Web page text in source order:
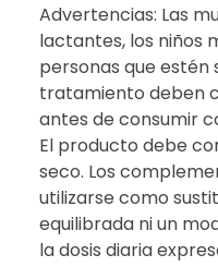
Advertencias: Las
lactantes, los niños
personas que estén
tratamiento deben
antes de consumir
El producto debe
seco. Los
utilizarse como
equilibrada ni un
la dosis diaria